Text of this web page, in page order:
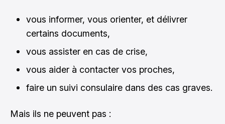
vous informer, vous orienter, et délivrer
certains documents,
vous assister en cas de crise,
vous aider à contacter vos proches,
faire un suivi consulaire dans des cas graves.
Mais ils ne peuvent pas :